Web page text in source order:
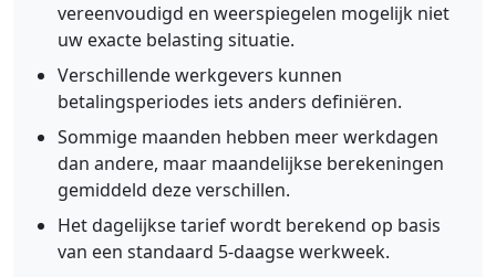
vereenvoudigd en weerspiegelen mogelijk niet
uw exacte belasting situatie.
Verschillende werkgevers kunnen
betalingsperiodes iets anders definiëren.
Sommige maanden hebben meer werkdagen
dan andere, maar maandelijkse berekeningen
gemiddeld deze verschillen.
Het dagelijkse tarief wordt berekend op basis
van een standaard 5-daagse werkweek.